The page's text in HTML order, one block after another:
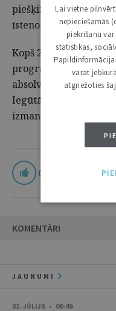
piešķirtā budžeta
īstenošanai,
Kopš 2014. gada
programmas Eiropas
absolvējuši 627
Iegūtās zināšanas un
izmantot savu valstu
0
KOMENTĀRI
JAUNUMI
31. JŪLIJS • 08:46
Lai vietne
nepieciešamās
piekrišanu
statistikas,
varat
atgriežoties